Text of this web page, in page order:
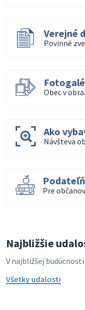
Verejné
Povinné
Obec v
Ako
Návšteva
Pre občanov
Najbližšie
V najbližšej
Všetky udalosti